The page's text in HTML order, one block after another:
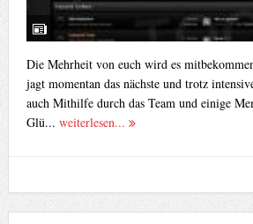
Die Mehrheit von euch wird es
jagt momentan das nächste und trotz
Glü...weiterlesen...
Fälscher